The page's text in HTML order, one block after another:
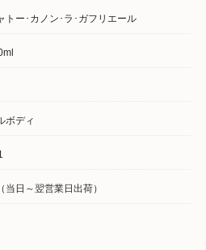
トー･カノン･ラ･ガフリエール
ボディ
当日～翌営業日出荷）